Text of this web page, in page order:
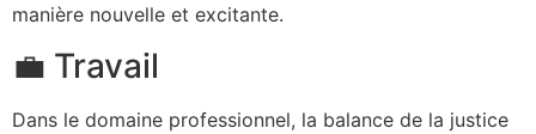
manière nouvelle et excitante.
💼 Travail
Dans le domaine professionnel, la balance de la justice